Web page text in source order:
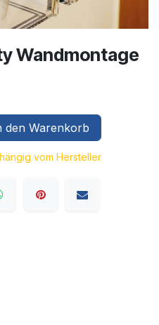
Wandmontage
den Warenkorb
vom Hersteller